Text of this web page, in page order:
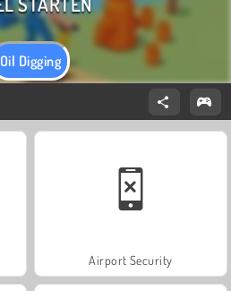
Oil Digging
Airport Security